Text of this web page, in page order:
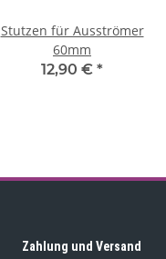
Stutzen für Ausströmer
60mm
12,90 € *
Zahlung und Versand